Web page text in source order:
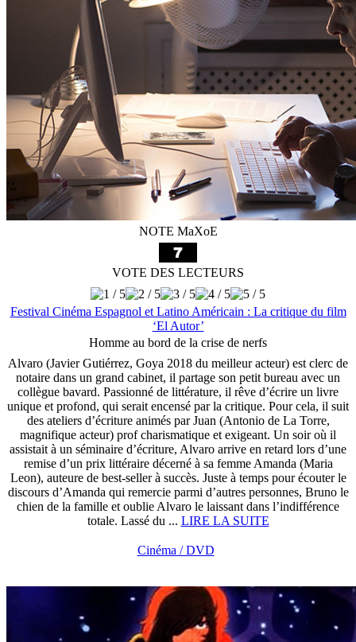
NOTE MaXoE
VOTE DES LECTEURS
Festival Cinéma Espagnol et Latino Américain : La critique du film
‘El Autor’
Homme au bord de la crise de nerfs
Alvaro (Javier Gutiérrez, Goya 2018 du meilleur acteur) est clerc de
notaire dans un grand cabinet, il partage son petit bureau avec un
collègue bavard. Passionné de littérature, il rêve d’écrire un livre
unique et profond, qui serait encensé par la critique. Pour cela, il suit
des ateliers d’écriture animés par Juan (Antonio de La Torre,
magnifique acteur) prof charismatique et exigeant. Un soir où il
assistait à un séminaire d’écriture, Alvaro arrive en retard lors d’une
remise d’un prix littéraire décerné à sa femme Amanda (Maria
Leon), auteure de best-seller à succès. Juste à temps pour écouter le
discours d’Amanda qui remercie parmi d’autres personnes, Bruno le
chien de la famille et oublie Alvaro le laissant dans l’indifférence
totale. Lassé du ... LIRE LA SUITE
Cinéma / DVD